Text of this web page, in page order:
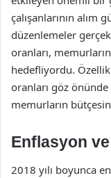
çalışanlarının alım
düzenlemeler
oranları,
hedefliyordu.
oranları göz
memurların
Enflasyon ve
2018 yılı boyunca